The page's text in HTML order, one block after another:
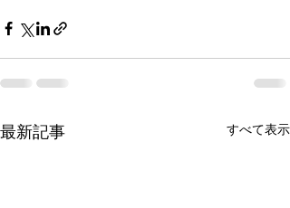
最新記事 すべて表示